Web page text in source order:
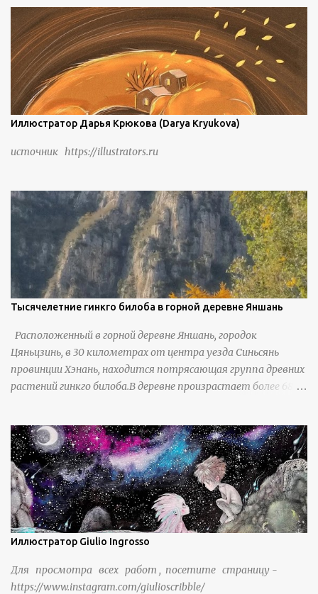
Иллюстратор Дарья Крюкова (Darya Kryukova)
источник https://illustrators.ru
Тысячелетние гинкго билоба в горной деревне Яншань
Расположенный в горной деревне Яншань, городок
Цяньцзинь, в 30 километрах от центра уезда Синьсянь
провинции Хэнань, находится потрясающая группа древних
растений гинкго билоба.В деревне произрастает более 6800
тысячи лет. источник
https://www.sohu.com/a/951672917_121984853
Иллюстратор Giulio Ingrosso
Для просмотра всех работ , посетите страницу -
https://www.instagram.com/giulioscribble/